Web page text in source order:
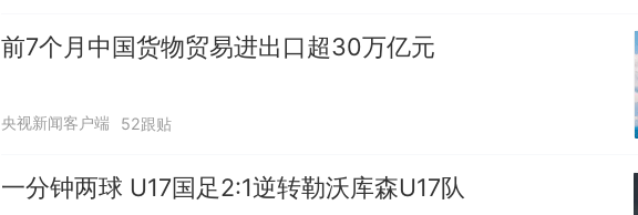
前7个月中国货物贸易进出口超30万亿元
央视新闻客户端 52跟贴
一分钟两球 U17国足2:1逆转勒沃库森U17队